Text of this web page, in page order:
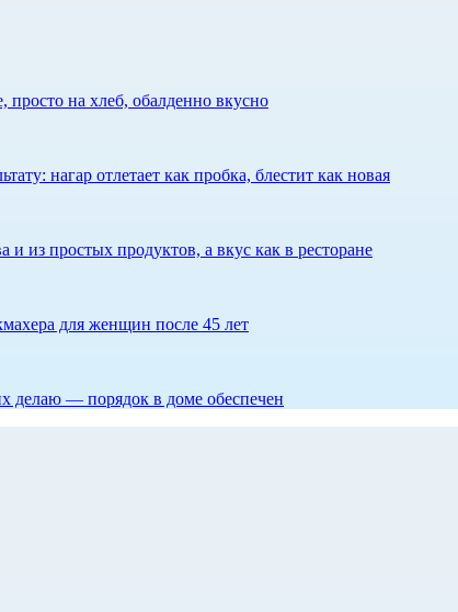
на хлеб, обалденно вкусно
нагар отлетает как пробка, блестит как новая
и из простых продуктов, а вкус как в ресторане
для женщин после 45 лет
делаю — порядок в доме обеспечен